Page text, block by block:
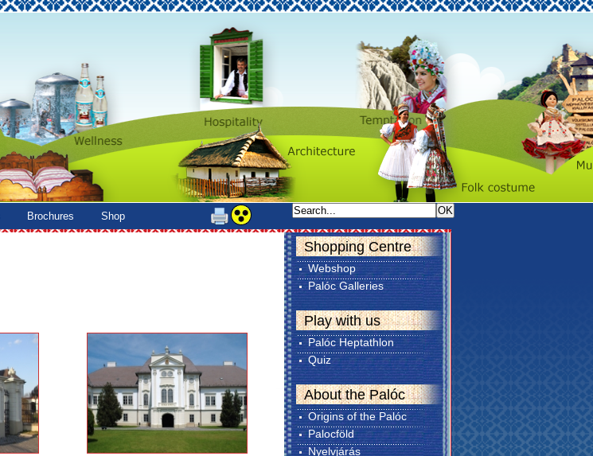
Brochures Shop
Shopping Centre
Webshop
Palóc Galleries
Play with us
Palóc Heptathlon
Quiz
About the Palóc
Origins of the Palóc
Palocföld
Nyelvjárás